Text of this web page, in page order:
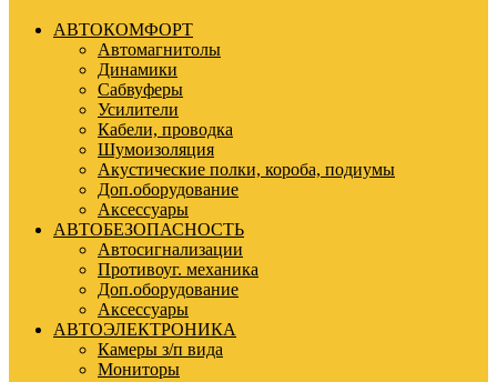
АВТОКОМФОРТ
Автомагнитолы
Динамики
Сабвуферы
Усилители
Кабели, проводка
Шумоизоляция
Акустические полки, короба, подиумы
Доп.оборудование
Аксессуары
АВТОБЕЗОПАСНОСТЬ
Автосигнализации
Противоуг. механика
Доп.оборудование
Аксессуары
АВТОЭЛЕКТРОНИКА
Камеры з/п вида
Мониторы